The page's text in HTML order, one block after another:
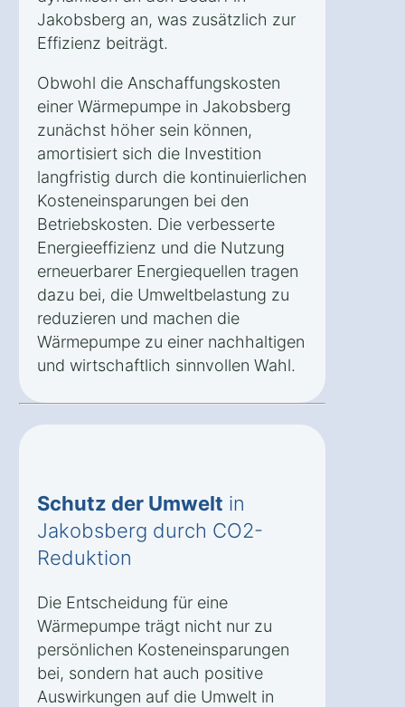
Jakobsberg an, was zusätzlich zur
Effizienz beiträgt.
Obwohl die Anschaffungskosten
einer Wärmepumpe in Jakobsberg
zunächst höher sein können,
amortisiert sich die Investition
langfristig durch die kontinuierlichen
Kosteneinsparungen bei den
Betriebskosten. Die verbesserte
Energieeffizienz und die Nutzung
erneuerbarer Energiequellen tragen
dazu bei, die Umweltbelastung zu
reduzieren und machen die
Wärmepumpe zu einer nachhaltigen
und wirtschaftlich sinnvollen Wahl.
Schutz der Umwelt in
Jakobsberg durch CO2-
Reduktion
Die Entscheidung für eine
Wärmepumpe trägt nicht nur zu
persönlichen Kosteneinsparungen
bei, sondern hat auch positive
Auswirkungen auf die Umwelt in